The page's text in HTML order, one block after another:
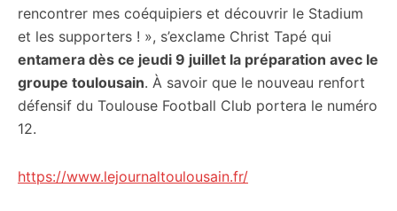
rencontrer mes coéquipiers et découvrir le Stadium
et les supporters ! », s’exclame Christ Tapé qui
entamera dès ce jeudi 9 juillet la préparation avec le
groupe toulousain. À savoir que le nouveau renfort
défensif du Toulouse Football Club portera le numéro
12.
https://www.lejournaltoulousain.fr/